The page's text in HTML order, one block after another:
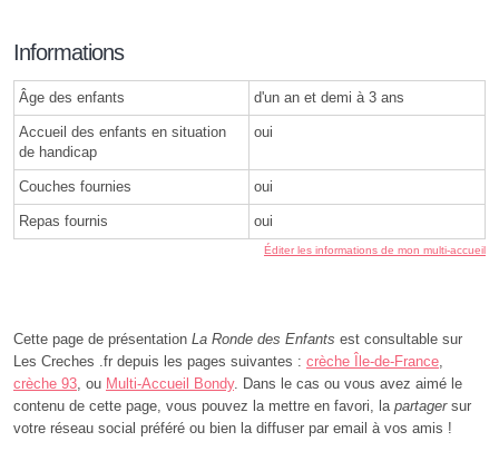
Informations
Âge des enfants d'un an et demi à 3 ans
Accueil des enfants en situation
de handicap
oui
Couches fournies oui
Repas fournis oui
Éditer les informations de mon multi-accueil
Cette page de présentation La Ronde des Enfants est consultable sur
Les Creches .fr depuis les pages suivantes : crèche Île-de-France
crèche 93 , ou Multi-Accueil Bondy. Dans le cas ou vous avez aimé le
contenu de cette page, vous pouvez la mettre en favori, la partagersur
votre réseau social préféré ou bien la diffuser par email à vos amis !